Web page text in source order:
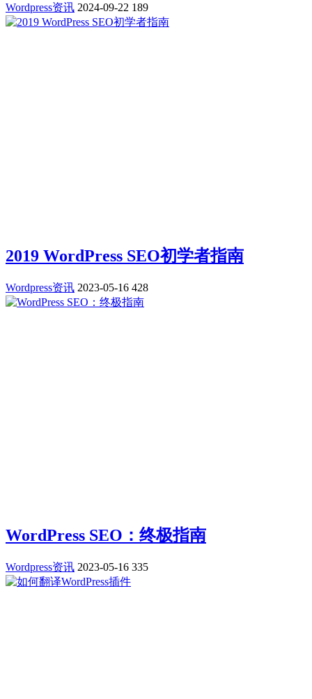
Wordpress资讯 2024-09-22 189
2019 WordPress SEO初学者指南
Wordpress资讯 2023-05-16 428
WordPress SEO：终极指南
Wordpress资讯 2023-05-16 335